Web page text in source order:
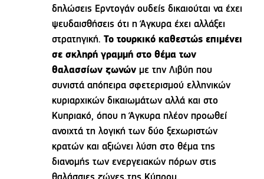
δηλώσεις Ερντογάν ουδείς δικαιούται να έχει
ψευδαισθήσεις ότι η Άγκυρα έχει αλλάξει
στρατηγική.Το τουρκικό καθεστώς επιμένει
σε σκληρή γραμμή στο θέμα των
θαλασσίων ζωνών με την Λιβύη που
συνιστά απόπειρα σφετερισμού ελληνικών
κυριαρχικών δικαιωμάτων αλλά και στο
Κυπριακό, όπου η Άγκυρα πλέον προωθεί
ανοιχτά τη λογική των δύο ξεχωριστών
κρατών και αξιώνει λύση στο θέμα της
διανομής των ενεργειακών πόρων στις